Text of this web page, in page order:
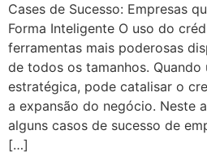
Cases de Sucesso: Empresas
Forma Inteligente O uso do
ferramentas mais poderosas
de todos os tamanhos.
estratégica, pode catalisar o
a expansão do negócio. Neste
alguns casos de sucesso de
[…]